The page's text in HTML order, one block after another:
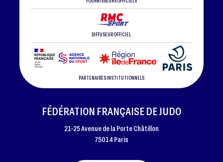
DIFFUSEUR OFFICIEL
PARTENAIRES INSTITUTIONNELS
FÉDÉRATION FRANÇAISE DE JUDO
21-25 Avenue de la Porte Châtillon
75014 Paris